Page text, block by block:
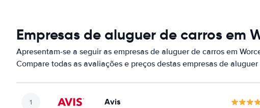
Empresas de aluguer de carros em
Apresentam-se a seguir as empresas de aluguer de carros em
Compare todas as avaliações e preços destas empresas de
Avis